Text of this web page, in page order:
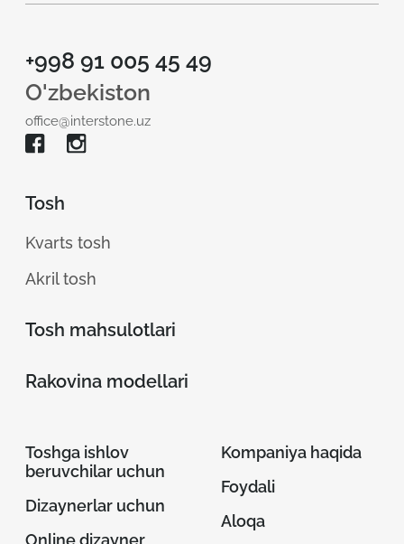
+998 91 005 45 49
O'zbekiston
office@interstone.uz
Tosh
Kvarts tosh
Akril tosh
Tosh mahsulotlari
Rakovina modellari
Toshga ishlov
beruvchilar uchun
Dizaynerlar uchun
Online dizayner
Kompaniya haqida
Foydali
Aloqa